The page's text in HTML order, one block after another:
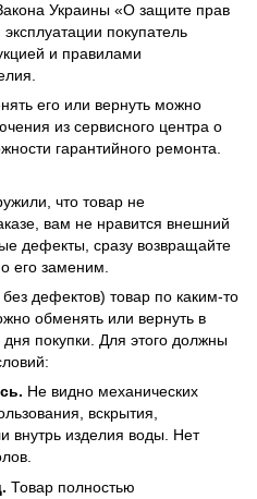
Украины «О защите прав
покупатель
и правилами
его или вернуть можно
из сервисного центра о
гарантийного ремонта.
что товар не
вам не нравится внешний
дефекты, сразу возвращайте
его заменим.
дефектов) товар по каким-то
обменять или вернуть в
покупки. Для этого должны
Не видно механических
вскрытия,
внутрь изделия воды. Нет
Товар полностью